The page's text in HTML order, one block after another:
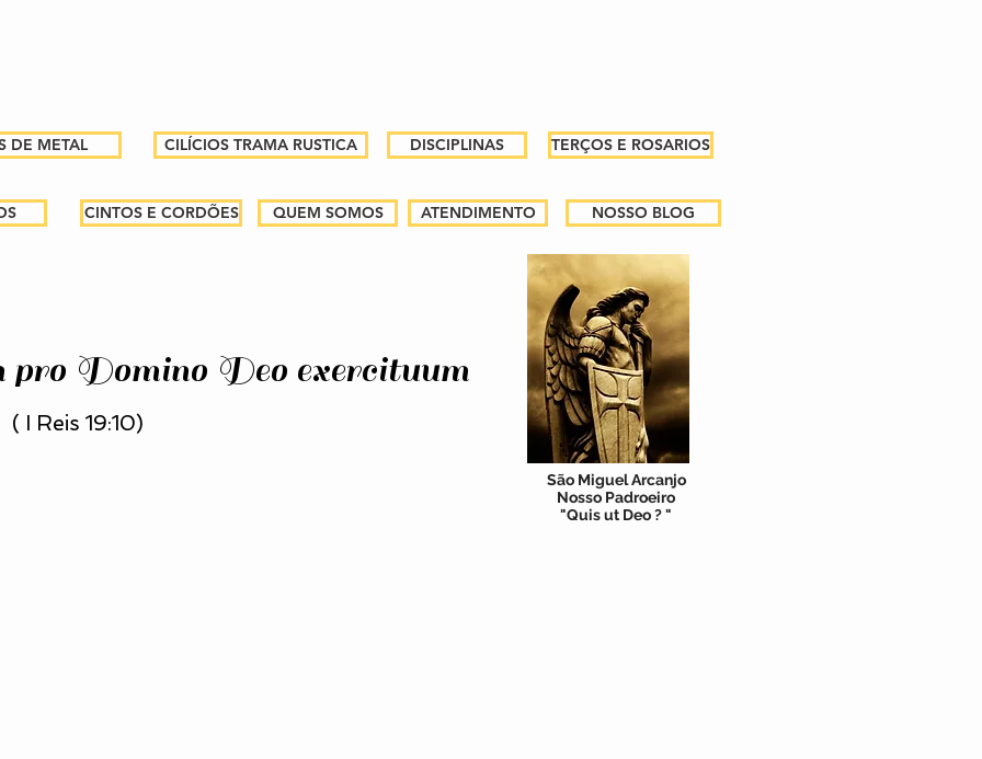
DE METAL CILÍCIOS TRAMA RUSTICA DISCIPLINAS TERÇOS E ROSARIOS
CINTOS E CORDÕES QUEM SOMOS ATENDIMENTO NOSSO BLOG
pro Domino Deo exercituum
( I Reis 19:10)
São Miguel Arcanjo
Nosso Padroeiro
"Quis ut Deo ? "